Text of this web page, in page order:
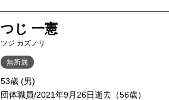
つじ 一憲
ツジ カズノリ
無所属
53歳 (男)
団体職員/2021年9月26日逝去（56歳）